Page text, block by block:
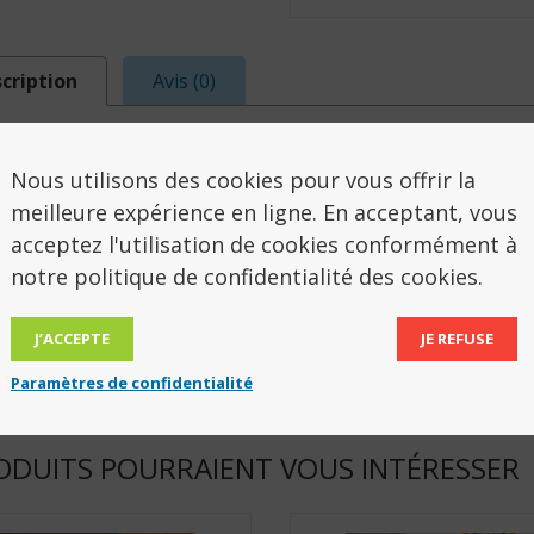
Avis (0)
est munie d’une pince idéale pour les
préhension. Poignée facile à saisir recouverte de
pour les plus petites mains. Garantie lave-
23,5 cm.
POURRAIENT VOUS INTÉRESSER
Nous utilisons des cookies pour vous offrir la
meilleure expérience en ligne. En acceptant, vous
acceptez l'utilisation de cookies conformément à
notre politique de confidentialité des cookies.
J’ACCEPTE JE REFUSE
Paramètres de confidentialité